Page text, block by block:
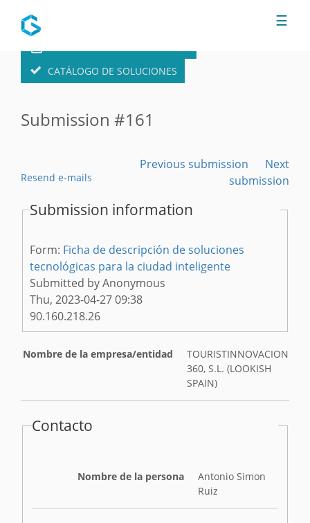
CATÁLOGO DE SOLUCIONES
Submission #161
Resend e-mails
Previous submission
Next
submission
Submission information
Form: Ficha de descripción de soluciones
tecnológicas para la ciudad inteligente
Submitted byAnonymous
Thu, 2023-04-27 09:38
90.160.218.26
Nombre de la empresa/entidad
TOURISTINNOVACION
360, S.L. (LOOKISH
SPAIN)
Contacto
Nombre de la persona
Antonio Simon
Ruiz
☰